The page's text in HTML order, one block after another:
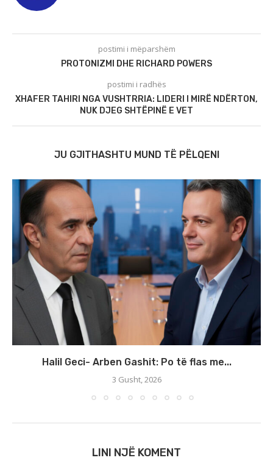
postimi i mëparshëm
PROTONIZMI DHE RICHARD POWERS
postimi i radhës
XHAFER TAHIRI NGA VUSHTRRIA: LIDERI I MIRË NDËRTON,
NUK DJEG SHTËPINË E VET
JU GJITHASHTU MUND TË PËLQENI
Halil Geci- Arben Gashit: Po të flas me...
3 Gusht, 2026
LINI NJË KOMENT